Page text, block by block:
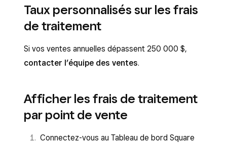
Taux personnalisés sur les frais
de traitement
Si vos ventes annuelles dépassent 250 000 $,
contacter l’équipe des ventes.
Afficher les frais de traitement
par point de vente
Connectez-vous au Tableau de bord Square